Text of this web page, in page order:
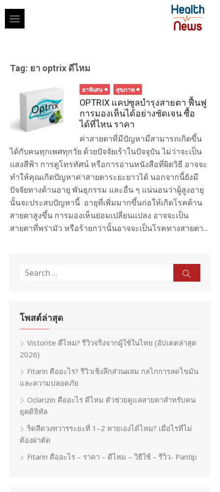
content
Tag: ยา optrix ดีไหม
ยาพิเศษ สุขภาพ
OPTRIX แคปซูลบำรุงสายตา ฟื้นฟู
การมองเห็นได้อย่างชัดเจน ซื้อ
ได้ที่ไหน ราคา
ค่าสายตาที่มีปัญหามี่สามารถเกิดขึ้น
ได้กับคนทุกเพศทุกวัย ด้วยปัจจัยเร้าในปัจจุบัน ไม่ว่าจะเป็น
แสงสีฟ้า การดูโทรทัศน์ หรือการอ่านหนังสือที่ผิดวิธี อาจจะ
ทำให้คุณเกิดปัญหาค่าสายตาระยะยาวได้ นอกจากนี้ยังมี
ปัจจัยทางด้านอายุ พันธุกรรม และอื่น ๆ แน่นอนว่าผู้สูงอายุ
นั้นจะประสบปัญหานี้ อายุที่เพิ่มมากขึ้นก่อให้เกิดโรคด้าน
สายตาสูงขึ้น การมองเห็นย่อมเปลี่ยนแปลง อาจจะเป็น
สายตาที่พร่ามัว หรือร้ายกว่านั้นอาจจะเป็นโรคทางสายตา...
Search
โพสต์ล่าสุด
Vistorite ดีไหม? รีวิวจริงจากผู้ใช้ในไทย (อัปเดตล่าสุด
2026)
Fitarin คืออะไร? รีวิวเชิงลึกส่วนผสม กลไกการลดไขมัน
และความปลอดภัย
Oclarizin คืออะไร ดีไหม ตัวช่วยดูแลสายตาสำหรับคน
ยุคดิจิทัล
ริดสีดวงทวารระยะที่ 1–2 หายเองได้ไหม? เมื่อไรที่ไม่
ต้องผ่าตัด
Fitarin คืออะไร – ราคา – ดีไหม – วิธีใช้ – รีวิว- Pantip